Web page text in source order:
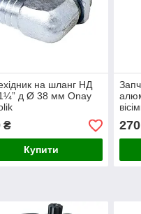
на шланг НД
д Ø 38 мм Onay
₴
Купити
270